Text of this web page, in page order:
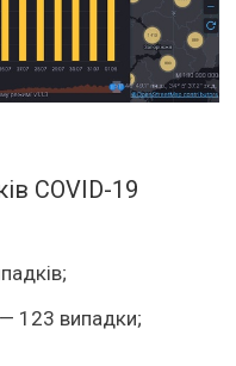
COVID-19
— 123 випадки;